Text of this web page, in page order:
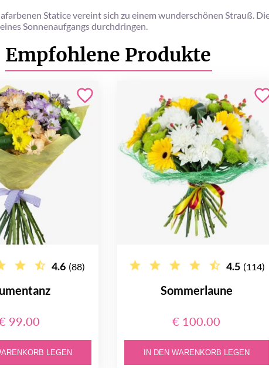
Statice vereint sich zu einem wunderschönen Strauß.
Sonnenaufgangs durchdringen.
Empfohlene Produkte
4.6 (88)
99.00
LEGEN
4.5 (114)
Sommerlaune
€ 100.00
IN DEN WARENKORB LEGEN